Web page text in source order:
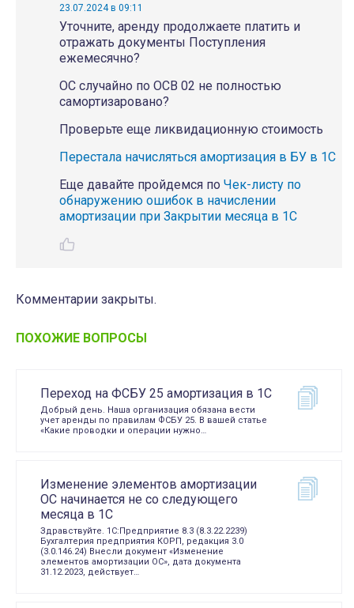
23.07.2024 в 09:11
Уточните, аренду продолжаете платить и
отражать документы Поступления
ежемесячно?
ОС случайно по ОСВ 02 не полностью
самортизаровано?
Проверьте еще ликвидационную стоимость
Перестала начисляться амортизация в БУ в 1С
Еще давайте пройдемся по Чек-листу по
обнаружению ошибок в начислении
амортизации при Закрытии месяца в 1С
Комментарии закрыты.
ПОХОЖИЕ ВОПРОСЫ
Переход на ФСБУ 25 амортизация в 1С
Добрый день. Наша организация обязана вести
учет аренды по правилам ФСБУ 25. В вашей статье
«Какие проводки и операции нужно…
Изменение элементов амортизации
ОС начинается не со следующего
месяца в 1С
Здравствуйте. 1С:Предприятие 8.3 (8.3.22.2239)
Бухгалтерия предприятия КОРП, редакция 3.0
(3.0.146.24) Внесли документ «Изменение
элементов амортизации ОС», дата документа
31.12.2023, действует…